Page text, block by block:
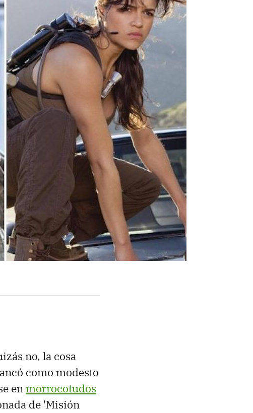
no, la cosa
como modesto
en morrocotudos
de 'Misión